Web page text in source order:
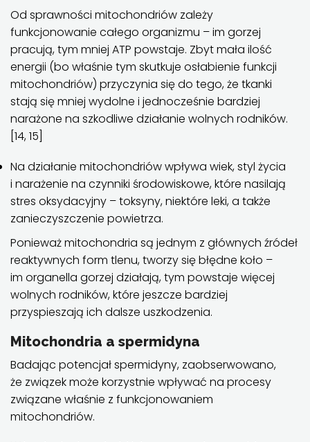
Od sprawności mitochondriów zależy
funkcjonowanie całego organizmu – im gorzej
pracują, tym mniej ATP powstaje. Zbyt mała ilość
energii (bo właśnie tym skutkuje osłabienie funkcji
mitochondriów) przyczynia się do tego, że tkanki
stają się mniej wydolne i jednocześnie bardziej
narażone na szkodliwe działanie wolnych rodników.
[14, 15]
Na działanie mitochondriów wpływa wiek, styl życia
i narażenie na czynniki środowiskowe, które nasilają
stres oksydacyjny – toksyny, niektóre leki, a także
zanieczyszczenie powietrza.
Ponieważ mitochondria są jednym z głównych źródeł
reaktywnych form tlenu, tworzy się błędne koło –
im organella gorzej działają, tym powstaje więcej
wolnych rodników, które jeszcze bardziej
przyspieszają ich dalsze uszkodzenia.
Mitochondria a spermidyna
Badając potencjał spermidyny, zaobserwowano,
że związek może korzystnie wpływać na procesy
związane właśnie z funkcjonowaniem
mitochondriów.